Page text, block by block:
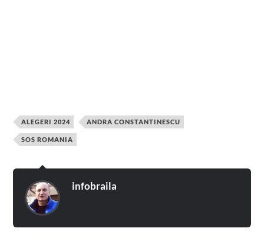
ALEGERI 2024 ANDRA CONSTANTINESCU
SOS ROMANIA
infobraila